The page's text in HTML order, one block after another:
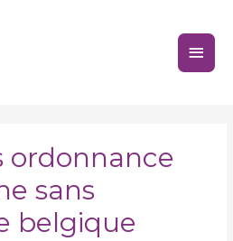
Main
ordonnance
sans
belgique